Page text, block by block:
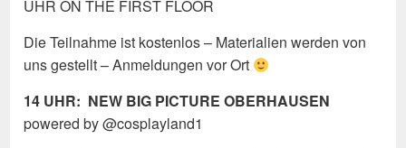
UHR ON THE FIRST FLOOR
Die Teilnahme ist kostenlos – Materialien werden von
uns gestellt – Anmeldungen vor Ort
14 UHR: NEW BIG PICTURE OBERHAUSEN
powered by @cosplayland1